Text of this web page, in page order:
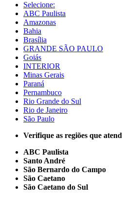
Selecione:
ABC Paulista
Amazonas
Bahia
Brasília
GRANDE SÃO PAULO
Goiás
INTERIOR
Minas Gerais
Paraná
Pernambuco
Rio Grande do Sul
Rio de Janeiro
São Paulo
Verifique as regiões que
ABC Paulista
Santo André
São Bernardo do Campo
São Caetano
São Caetano do Sul